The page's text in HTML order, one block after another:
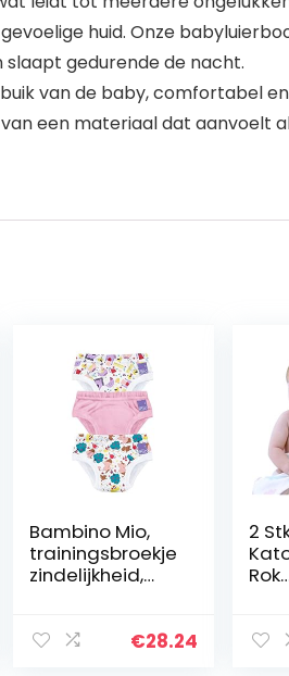
huid. Onze
gedurende de nacht.
van de baby, comfortabel
een materiaal dat aanvoelt
Bambino Mio,
trainingsbroekje
zindelijkheid,
3
€28.24
2
Rok